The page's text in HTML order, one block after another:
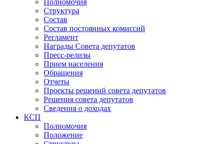
Полномочия
Структура
Состав
Состав постоянных комиссий
Регламент
Награды Совета депутатов
Пресс-релизы
Прием населения
Обращения
Отчеты
Проекты решений совета депутатов
Решения совета депутатов
Сведения о доходах
КСП
Полномочия
Положение